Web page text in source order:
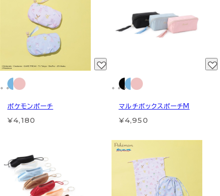
ポケモンポーチ
¥4,180
マルチボックスポーチM
¥4,950